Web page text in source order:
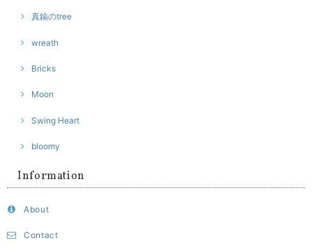
真鍮のtree
wreath
Bricks
Moon
Swing Heart
bloomy
Information
About
Contact